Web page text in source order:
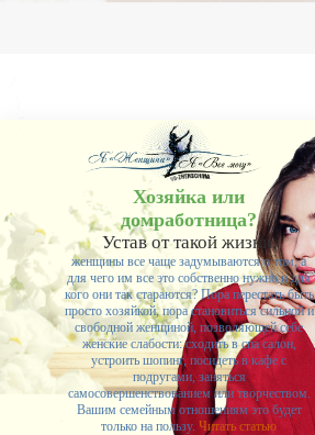
Хозяйка или
домработница?
Устав от такой жизни,
женщины все чаще задумываются о том, а
для чего им все это собственно нужно и для
кого они так стараются? Пора перестать быть
просто хозяйкой, пора становиться сильной и
свободной женщиной, позволяющей себе
женские слабости: сходить в спа салон,
устроить шопинг, посидеть в кафе с
подругами, заняться
самосовершенствованием или творчеством.
Вашим семейным отношениям это будет
только на пользу. Читать статью